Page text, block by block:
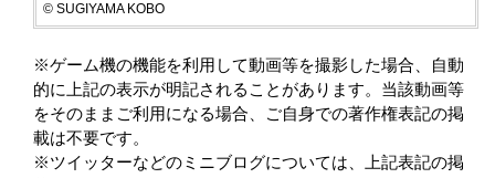
© SUGIYAMA KOBO
※ゲーム機の機能を利用して動画等を撮影した場合、自動
的に上記の表示が明記されることがあります。当該動画等
をそのままご利用になる場合、ご自身での著作権表記の掲
載は不要です。
※ツイッターなどのミニブログについては、上記表記の掲